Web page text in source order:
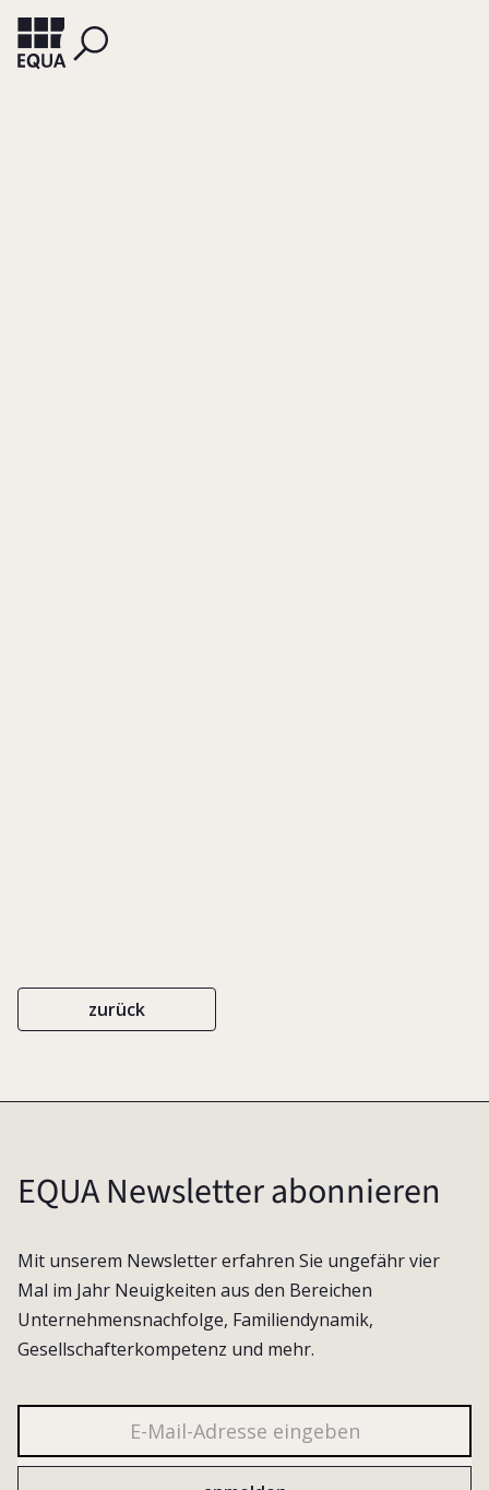
zurück
EQUA Newsletter abonnieren
Mit unserem Newsletter erfahren Sie ungefähr vier
Mal im Jahr Neuigkeiten aus den Bereichen
Unternehmensnachfolge, Familiendynamik,
Gesellschafterkompetenz und mehr.